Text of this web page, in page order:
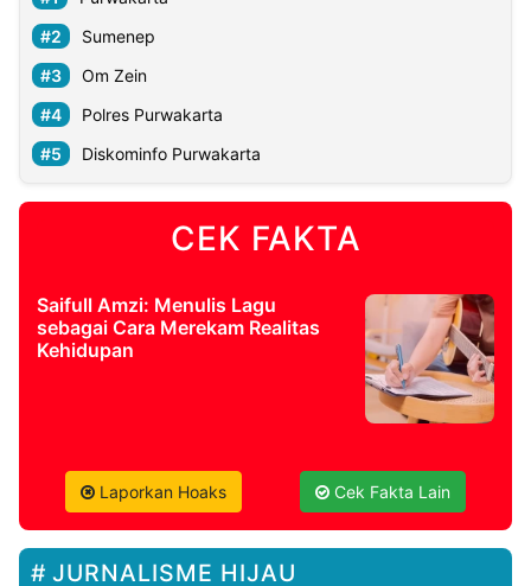
Sumenep
Om Zein
Polres Purwakarta
Diskominfo Purwakarta
CEK FAKTA
Saifull Amzi: Menulis Lagu
sebagai Cara Merekam Realitas
Kehidupan
Laporkan Hoaks Cek Fakta Lain
JURNALISME HIJAU